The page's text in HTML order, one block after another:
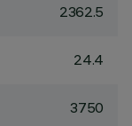
2362.5
24.4
3750